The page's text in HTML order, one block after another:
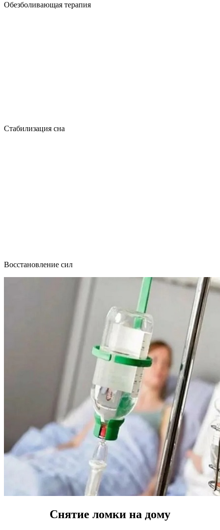
Обезболивающая терапия
Стабилизация сна
Восстановление сил
Снятие ломки на дому